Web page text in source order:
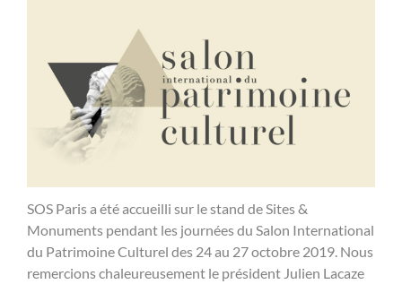
SOS Paris a été accueilli sur le stand de Sites &
Monuments pendant les journées du Salon International
du Patrimoine Culturel des 24 au 27 octobre 2019. Nous
remercions chaleureusement le président Julien Lacaze